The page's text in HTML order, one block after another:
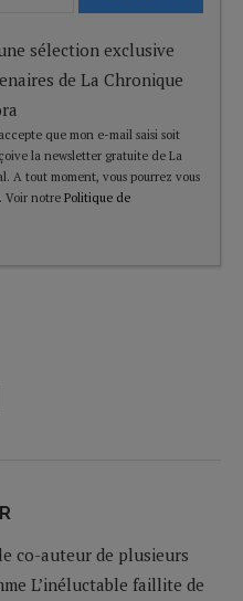
sélection exclusive
de La Chronique
que mon e-mail saisi soit
la newsletter gratuite de La
A tout moment, vous pourrez vous
Voir notre Politique de
co-auteur de plusieurs
L’inéluctable faillite de